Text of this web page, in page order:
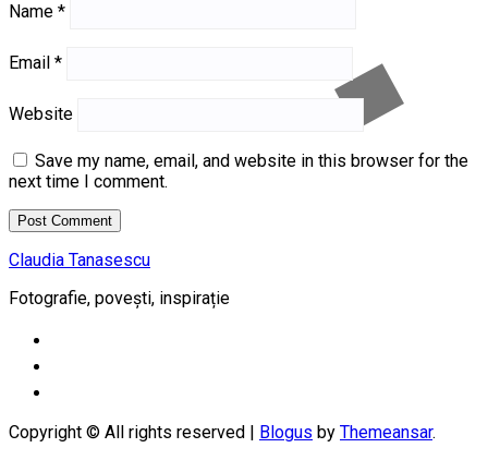
Name *
Email *
Website
Save my name, email, and website in this browser for the
next time I comment.
Claudia Tanasescu
Fotografie, povești, inspirație
Copyright © All rights reserved Blogus by Themeansar.